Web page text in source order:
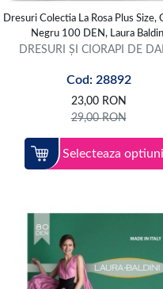
Dresuri Colectia La Rosa Plus Size,
Negru 100 DEN, Laura
DRESURI ȘI CIORAPI DE
Cod: 28892
23,00 RON
29,00RON
Selecteaza optiuni